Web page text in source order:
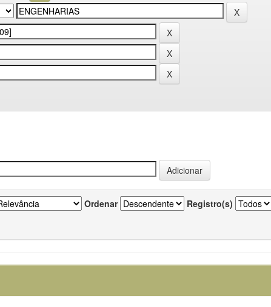
Ordenar Registro(s)